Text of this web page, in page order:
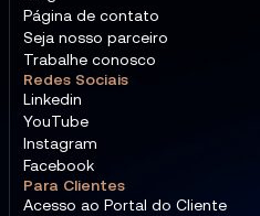
Página de contato
Seja nosso parceiro
Trabalhe conosco
Redes Sociais
Linkedin
YouTube
Instagram
Facebook
Para Clientes
Acesso ao Portal do Cliente